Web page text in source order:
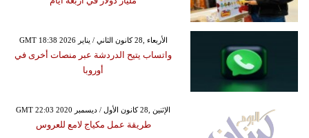
GMT 18:38 2026 الأربعاء ,28 كانون الثاني / يناير
واتساب يتيح الدردشة عبر منصات أخرى في
أوروبا
GMT 22:03 2020 الإثنين ,28 كانون الأول / ديسمبر
طريقة عمل مكياج لامع للعروس